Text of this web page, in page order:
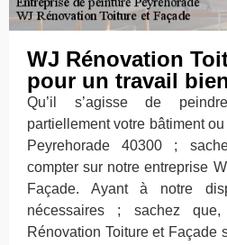
WJ Rénovation
pour un travail
Qu’il s’agisse de
partiellement votre bâtiment
Peyrehorade 40300 ;
compter sur notre entreprise
Façade. Ayant à notre
nécessaires ; sachez
Rénovation Toiture et Façade